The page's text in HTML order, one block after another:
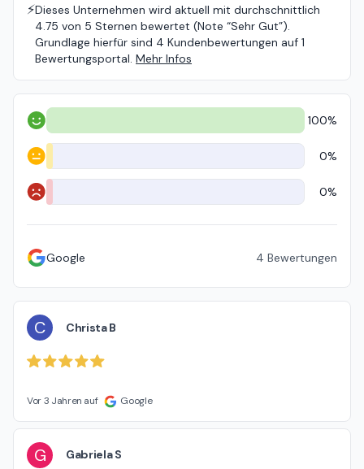
⚡️Dieses Unternehmen wird aktuell mit durchschnittlich
4.75 von 5 Sternen bewertet (Note “Sehr Gut”).
Grundlage hierfür sind 4 Kundenbewertungen auf 1
Bewertungsportal. Mehr Infos
Positiv 100%
Neutral 0%
Negativ 0%
Google 4 Bewertungen
C Christa B
Vor 3 Jahren auf Google
G Gabriela S